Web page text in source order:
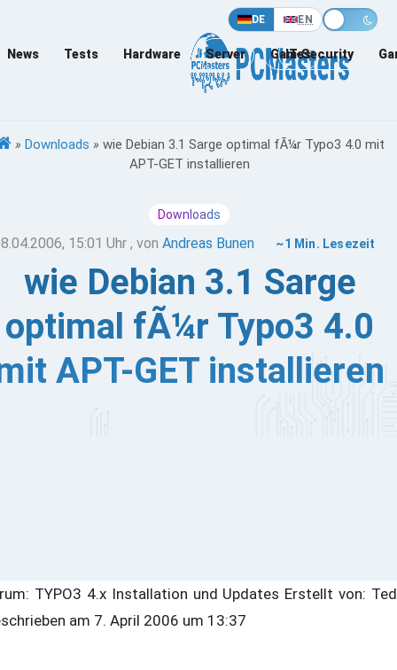
DE EN
News Tests Hardware Server Games
IT-Security
» Downloads » wie Debian 3.1 Sarge optimal fÃ¼r Typo3 4.0 mit
APT-GET installieren
Downloads
15:01 Uhr , vonAndreas Bunen ~1 Min. Lesezeit
wie Debian 3.1 Sarge
optimal fÃ¼r Typo3 4.0
APT-GET installieren
TYPO3 4.x Installation und Updates Erstellt von: Ted
am 7. April 2006 um 13:37